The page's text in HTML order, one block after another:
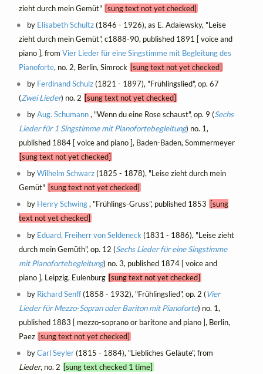
zieht durch mein Gemüt" [sung text not yet checked]
by Elisabeth Schultz(1846 - 1926), as E. Adaïewsky, "Leise
zieht durch mein Gemüt", c1888-90, published 1891 [ voice and
piano ], from Vier Lieder für eine Singstimme mit Begleitung des
Pianoforte, no. 2, Berlin, Simrock [sung text not yet checked]
by Ferdinand Schulz(1821 - 1897), "Frühlingslied", op. 67
(Zwei Lieder) no. 2 [sung text not yet checked]
byAug. Schumann, "Wenn du eine Rose schaust", op. 9 (Sechs
Lieder für 1 Singstimme mit Pianofortebegleitung) no. 1,
published 1884 [ voice and piano ], Baden-Baden, Sommermeyer
[sung text not yet checked]
byWilhelm Schwarz(1825 - 1878), "Leise zieht durch mein
Gemüt" [sung text not yet checked]
by Henry Schwing, "Frühlings-Gruss", published 1853 [sung
text not yet checked]
by Eduard, Freiherr von Seldeneck (1831 - 1886), "Leise zieht
durch mein Gemüth", op. 12 (Sechs Lieder für eine Singstimme
mit Pianofortebegleitung) no. 3, published 1874 [ voice and
piano ], Leipzig, Eulenburg [sung text not yet checked]
by Richard Senff(1858 - 1932), "Frühlingslied", op. 2 (Vier
Lieder für Mezzo-Sopran oder Bariton mit Pianoforte) no. 1,
published 1883 [ mezzo-soprano or baritone and piano ], Berlin,
Paez [sung text not yet checked]
byCarl Seyler(1815 - 1884), "Liebliches Geläute", from
Lieder, no. 2 [sung text checked 1 time]